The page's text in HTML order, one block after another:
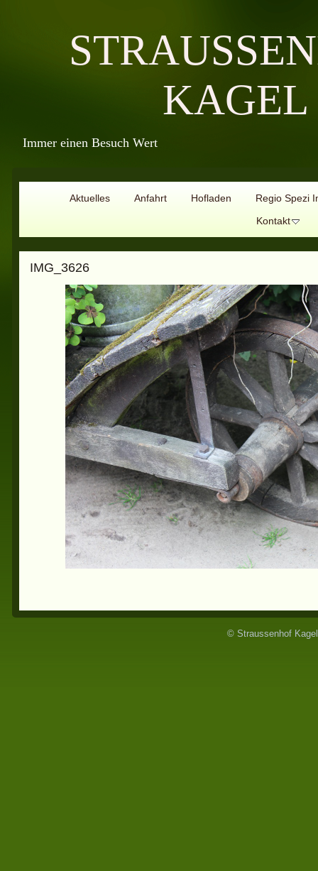
KAGEL
Immer einen Besuch Wert
Aktuelles Anfahrt Hofladen
Regio Spezi
Kontakt
IMG_3626
© Straussenhof